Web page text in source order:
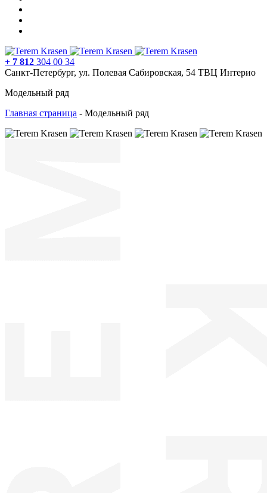
+ 7 812 304 00 34
Санкт-Петербург, ул. Полевая Сабировская, 54 ТВЦ Интерио
Модельный ряд
Главная страница - Модельный ряд